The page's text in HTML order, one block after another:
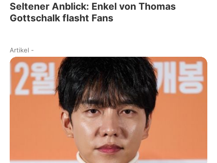
Seltener Anblick: Enkel von Thomas
Gottschalk flasht Fans
Artikel -